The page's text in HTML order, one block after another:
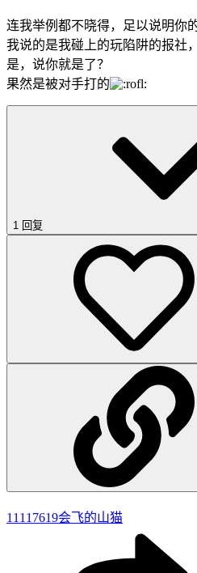
连我举例都不晓得，足以说明你
我说的是我碰上的玩陷阱的报社
是，说你就是了？
果然是被对手打的
1 回复
11117619会飞的山猫